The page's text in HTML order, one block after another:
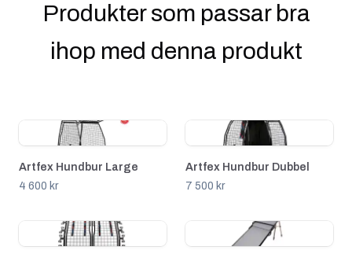
Produkter som passar bra
ihop med denna produkt
Artfex Hundbur Large
4 600 kr
Artfex Hundbur Dubbel
7 500 kr